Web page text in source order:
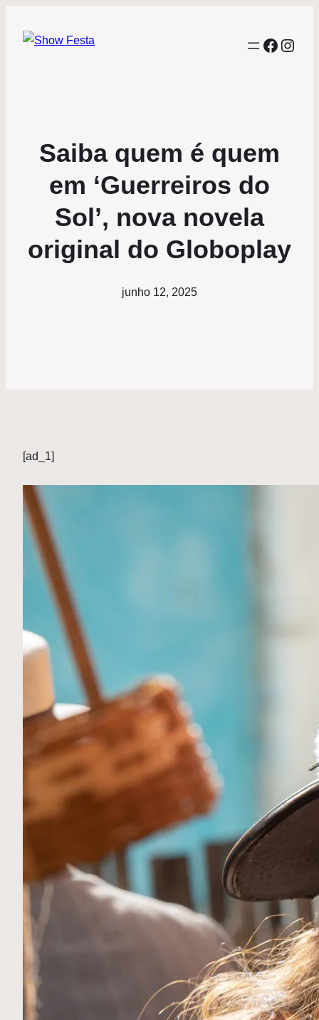
Saiba quem é quem
em ‘Guerreiros do
Sol’, nova novela
original do Globoplay
junho 12, 2025
[ad_1]